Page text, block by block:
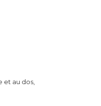
et au dos,